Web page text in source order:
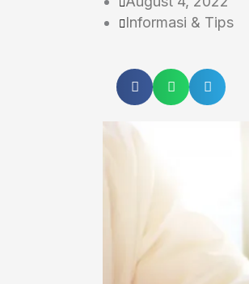
Informasi & Tips